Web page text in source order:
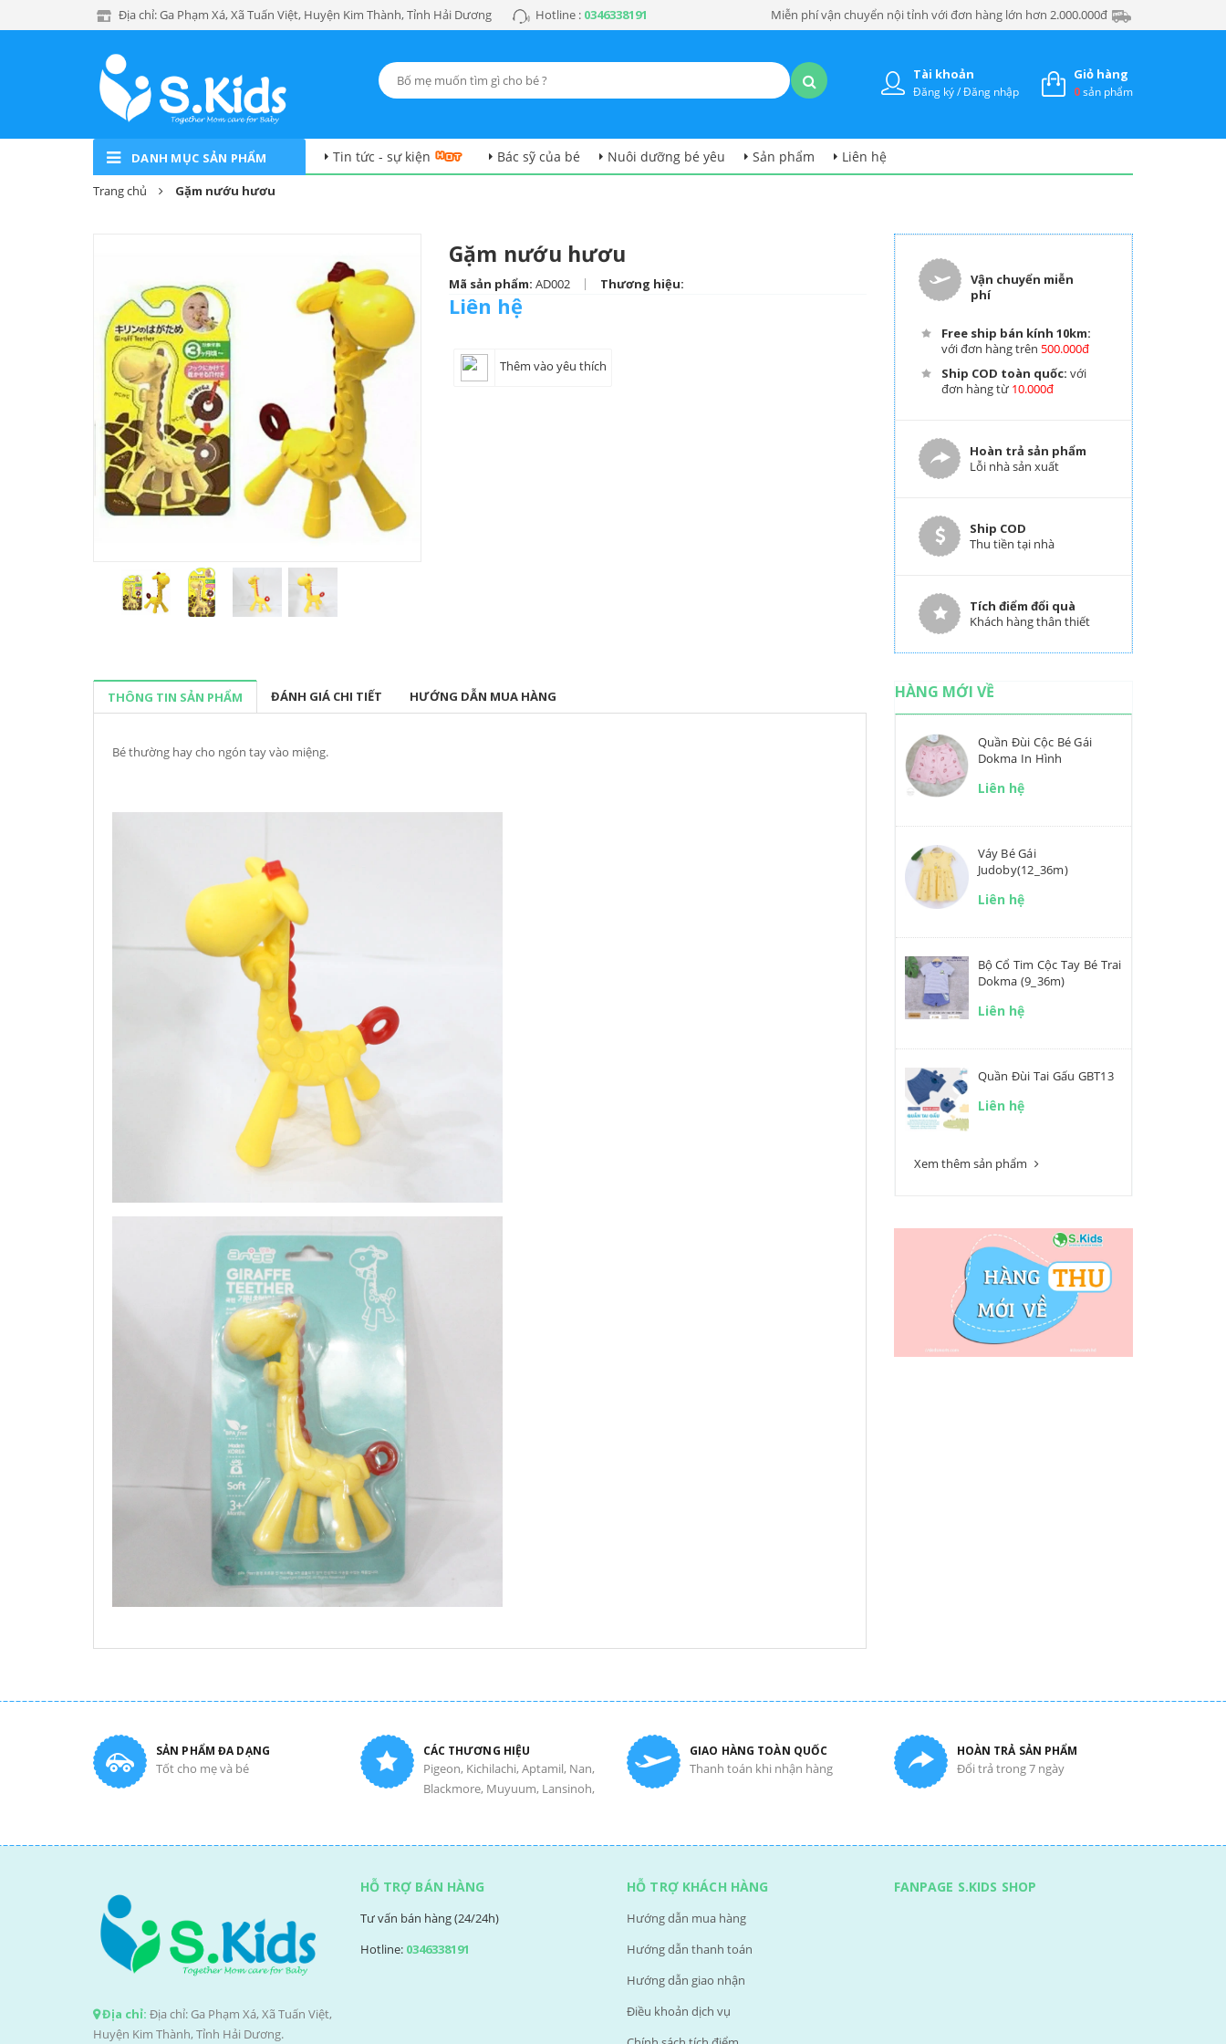
Địa chỉ: Ga Phạm Xá, Xã Tuấn Việt, Huyện Kim Thành, Tỉnh Hải Dương Hotline : 0346338191 Miễn phí vận chuyển nội tỉnh với đơn hàng lớn hơn 2.000.000đ
Giỏ hàng
0sản phẩm
Tài khoản
Đăng ký / Đăng nhập
DANH MỤC SẢN PHẨM Tin tức - sự kiện Bác sỹ của bé Nuôi dưỡng bé yêu Sản phẩm Liên hệ
Trang chủ Gặm nướu hươu
Gặm nướu hươu
Mã sản phẩm: AD002 | Thương hiệu:
Liên hệ
Thêm vào yêu thích
Vận chuyển miễn
phí
Free ship bán kính 10km:
với đơn hàng trên 500.000đ
Ship COD toàn quốc: với
đơn hàng từ 10.000đ
Hoàn trả sản phẩm
Lỗi nhà sản xuất
Ship COD
Thu tiền tại nhà
Tích điểm đổi quà
Khách hàng thân thiết
THÔNG TIN SẢN PHẨM ĐÁNH GIÁ CHI TIẾT HƯỚNG DẪN MUA HÀNG
Bé thường hay cho ngón tay vào miệng.
HÀNG MỚI VỀ
Quần Đùi Cộc Bé Gái
Dokma In Hình
Liên hệ
Váy Bé Gái
Judoby(12_36m)
Liên hệ
Bộ Cổ Tim Cộc Tay Bé Trai
Dokma (9_36m)
Liên hệ
Quần Đùi Tai Gấu GBT13
Liên hệ
Xem thêm sản phẩm
SẢN PHẨM ĐA DẠNG
Tốt cho mẹ và bé
CÁC THƯƠNG HIỆU
Pigeon, Kichilachi, Aptamil, Nan,
Blackmore, Muyuum, Lansinoh,
GIAO HÀNG TOÀN QUỐC
Thanh toán khi nhận hàng
HOÀN TRẢ SẢN PHẨM
Đổi trả trong 7 ngày
Địa chỉ: Địa chỉ: Ga Phạm Xá, Xã Tuấn Việt,
Huyện Kim Thành, Tỉnh Hải Dương.
HỖ TRỢ BÁN HÀNG
Tư vấn bán hàng (24/24h)
Hotline: 0346338191
HỖ TRỢ KHÁCH HÀNG
Hướng dẫn mua hàng
Hướng dẫn thanh toán
Hướng dẫn giao nhận
Điều khoản dịch vụ
FANPAGE S.KIDS SHOP